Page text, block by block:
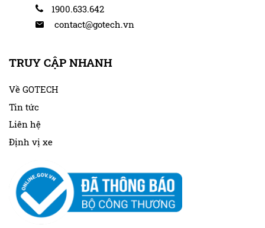
1900.633.642
contact@gotech.vn
TRUY CẬP NHANH
Về GOTECH
Tin tức
Liên hệ
Định vị xe